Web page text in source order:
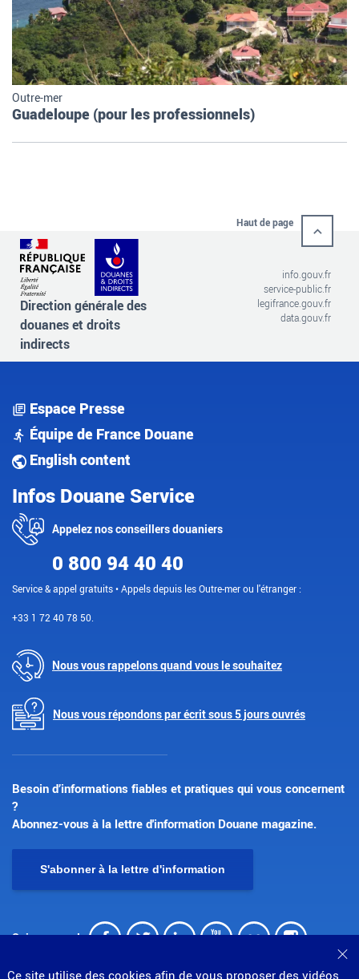
Ce site utilise des cookies afin de vous proposer des vidéos,
Outre-mer
Guadeloupe (pour les professionnels)
Haut de page
Direction générale des
douanes et droits
indirects
info.gouv.fr
service-public.fr
legifrance.gouv.fr
data.gouv.fr
Espace Presse
Équipe de France Douane
English content
Infos Douane Service
Appelez nos conseillers douaniers
0 800 94 40 40
Service & appel gratuits • Appels depuis les Outre-mer ou l'étranger :
+33 1 72 40 78 50.
Nous vous rappelons quand vous le souhaitez
Nous vous répondons par écrit sous 5 jours ouvrés
Besoin d’informations fiables et pratiques qui vous concernent
?
Abonnez-vous à la lettre d'information Douane magazine.
S'abonner à la lettre d'information
Suivez-nous ! Facebook
Twitter
LinkedIn
Youtube
Flickr